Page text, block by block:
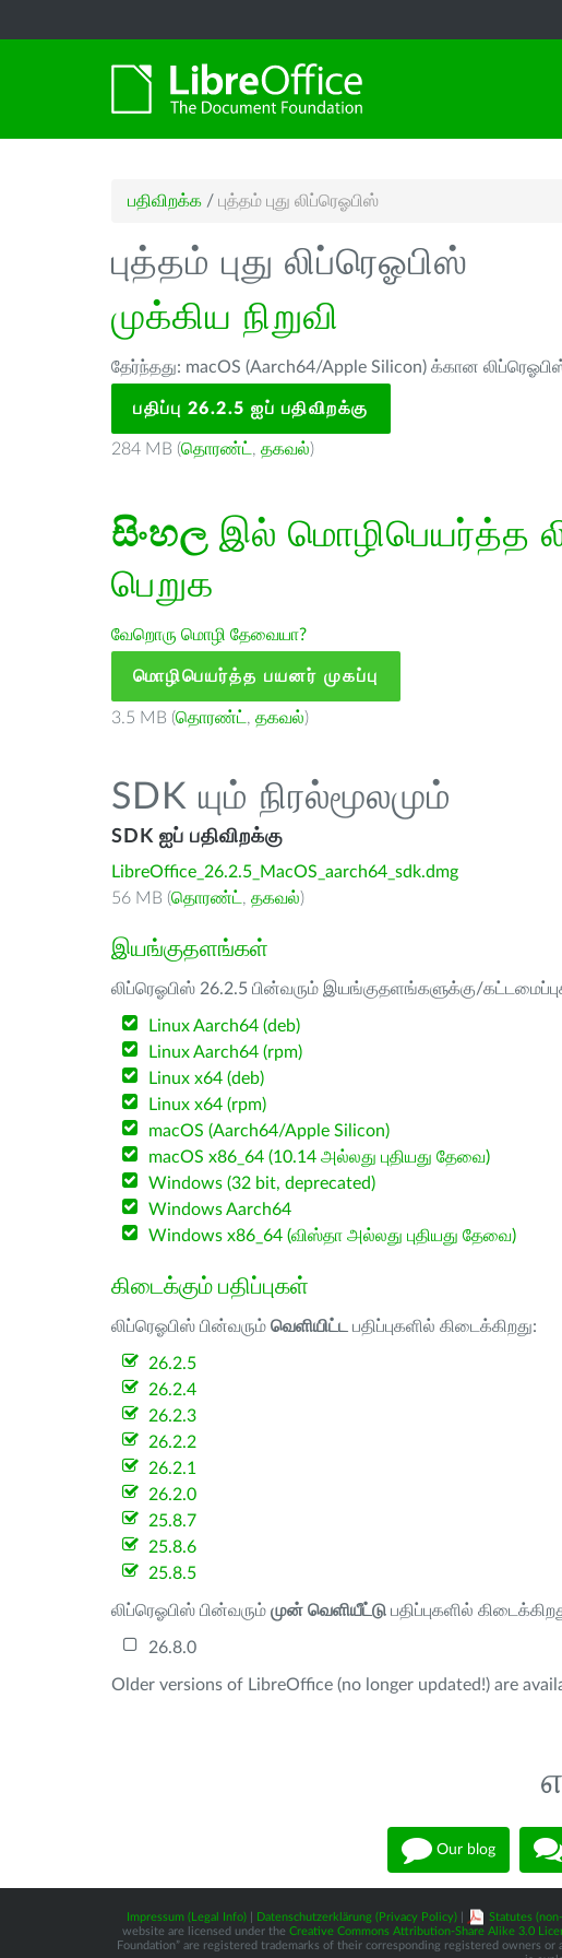
பதிவிறக்க / புத்தம் புது லிப்ரெஓபிஸ்
புத்தம் புது லிப்ரெஓபிஸ்
முக்கிய நிறுவி
தேர்ந்தது: macOS (Aarch64/Apple Silicon) க்கான
பதிப்பு 26.2.5 ஐப் பதிவிறக்கு
284 MB (தொரண்ட் , தகவல்)
සිංහල இல் மொழிபெயர்த்த
பெறுக
வேறொரு மொழி தேவையா?
மொழிபெயர்த்த பயனர் முகப்பு
3.5 MB (தொரண்ட் , தகவல்)
SDK யும் நிரல்மூலமும்
SDK ஐப் பதிவிறக்கு
LibreOffice_26.2.5_MacOS_aarch64_sdk.dmg
56 MB (தொரண்ட் , தகவல்)
இயங்குதளங்கள்
லிப்ரெஓபிஸ் 26.2.5 பின்வரும் இயங்குதளங்களுக்கு/
Linux Aarch64 (deb)
Linux Aarch64 (rpm)
Linux x64 (deb)
Linux x64 (rpm)
macOS (Aarch64/Apple Silicon)
macOS x86_64 (10.14 அல்லது புதியது தேவை)
Windows (32 bit, deprecated)
Windows Aarch64
Windows x86_64 (விஸ்தா அல்லது புதியது தேவை)
கிடைக்கும் பதிப்புகள்
லிப்ரெஓபிஸ் பின்வரும் வெளியிட்ட பதிப்புகளில் கிடைக்கிறது:
26.2.5
26.2.4
26.2.3
26.2.2
26.2.1
26.2.0
25.8.7
25.8.6
25.8.5
லிப்ரெஓபிஸ் பின்வரும் முன் வெளியீட்டு பதிப்புகளில்
26.8.0
Older versions of LibreOffice (no longer updated!) are
Our blog
Impressum (Legal Info)| Datenschutzerklärung (Privacy Policy)| Statutes
website are licensed under the Creative Commons Attribution-Share Alike 3.0
Foundation” are registered trademarks of their corresponding registered owners